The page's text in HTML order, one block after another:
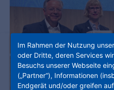
Im Rahmen der Nutzung
oder Dritte, deren Services
Besuchs unserer Webseite
(„Partner“), Informationen
Endgerät und/oder greifen